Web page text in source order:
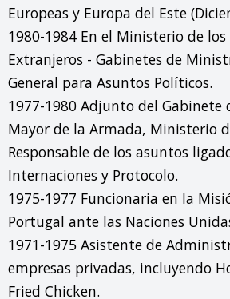
Europeas y Europa del Este
1980-1984 En el Ministerio de los
Extranjeros - Gabinetes de
General para Asuntos Políticos.
1977-1980 Adjunto del Gabinete
Mayor de la Armada, Ministerio
Responsable de los asuntos
Internaciones y Protocolo.
1975-1977 Funcionaria en la
Portugal ante las Naciones
1971-1975 Asistente de
empresas privadas, incluyendo
Fried Chicken.